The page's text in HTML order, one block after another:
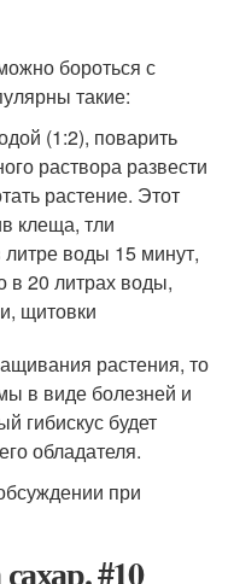
бороться с
такие:
(1:2), поварить
раствора развести
растение. Этот
клеща, тли
литре воды 15 минут,
в 20 литрах воды,
щитовки
растения, то
в виде болезней и
гибискус будет
обладателя.
при
#10